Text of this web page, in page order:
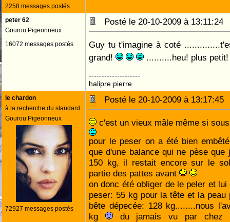
2258 messages postés
peter 62
Gourou Pigeonneux
16072 messages postés
Posté le 20-10-2009 à
Guy tu t'imagine à coté
grand!
..........heu! plus
--------------------
halipre pierre
le chardon
à la recherche du standard
Gourou Pigeonneux
72927 messages postés
Posté le 20-10-2009 à
c'est un vieux mâle même si
pour le peser on a été bien
que d'une balance qui ne pèse
150 kg, il restait encore sur le
partie des pattes avant
on donc été obliger de le peler et
peser: 55 kg pour la tête et la
bête dépecée: 128 kg........nous
kg
du jamais vu par chez